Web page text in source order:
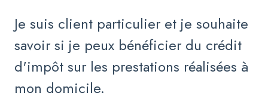
Je suis client particulier et je souhaite
savoir si je peux bénéficier du crédit
d'impôt sur les prestations réalisées à
mon domicile.